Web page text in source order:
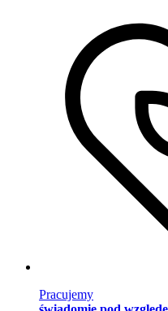
Pracujemy